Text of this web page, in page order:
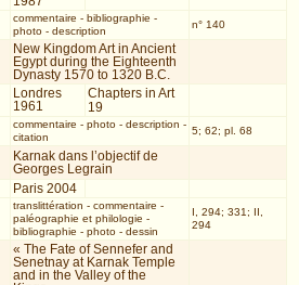
commentaire - bibliographie -
photo- description
n° 140
New Kingdom Art in Ancient
Egypt during the Eighteenth
Dynasty 1570 to 1320 B.C.
Londres
1961
Chapters in Art
19
commentaire - photo- description -
citation
5; 62; pl. 68
Karnak dans l’objectif de
Georges Legrain
Paris 2004
translittération - commentaire -
paléographie et philologie -
bibliographie - photo- dessin
I, 294; 331; II,
294
« The Fate of Sennefer and
Senetnay at Karnak Temple
and in the Valley of the